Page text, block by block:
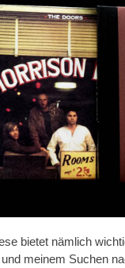
bietet nämlich
meinem Suchen